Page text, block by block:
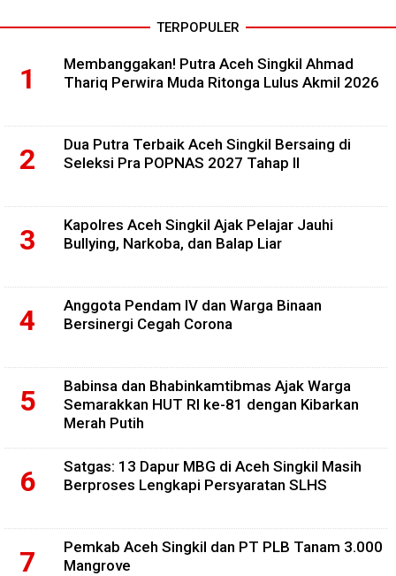
TERPOPULER
Membanggakan! Putra Aceh Singkil Ahmad
Thariq Perwira Muda Ritonga Lulus Akmil 2026
Dua Putra Terbaik Aceh Singkil Bersaing di
Seleksi Pra POPNAS 2027 Tahap II
Kapolres Aceh Singkil Ajak Pelajar Jauhi
Bullying, Narkoba, dan Balap Liar
Anggota Pendam IV dan Warga Binaan
Bersinergi Cegah Corona
Babinsa dan Bhabinkamtibmas Ajak Warga
Semarakkan HUT RI ke-81 dengan Kibarkan
Merah Putih
Satgas: 13 Dapur MBG di Aceh Singkil Masih
Berproses Lengkapi Persyaratan SLHS
Pemkab Aceh Singkil dan PT PLB Tanam 3.000
Mangrove